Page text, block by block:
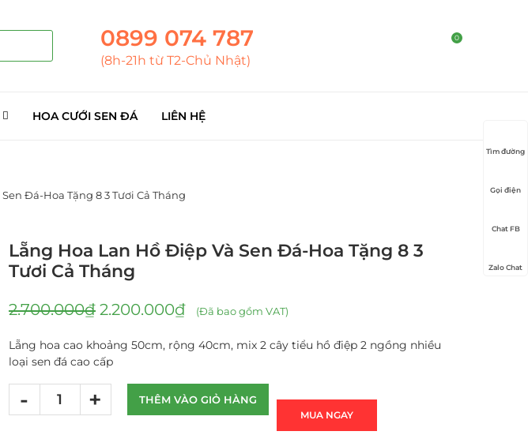
0899 074 787
(8h-21h từ T2-Chủ Nhật)
0
HOA CƯỚI SEN ĐÁ LIÊN HỆ
Đá-Hoa Tặng 8 3 Tươi Cả Tháng
Lẵng Hoa Lan Hồ Điệp Và Sen Đá-Hoa Tặng 8 3
Tươi Cả Tháng
2.700.000₫ 2.200.000₫ (Đã bao gồm VAT)
Lẵng hoa cao khoảng 50cm, rộng 40cm, mix 2 cây tiểu hồ điệp 2 ngồng nhiều
loại sen đá cao cấp
THÊM VÀO GIỎ HÀNG
MUA NGAY
Tìm đường
Gọi điện
Chat FB
Zalo Chat